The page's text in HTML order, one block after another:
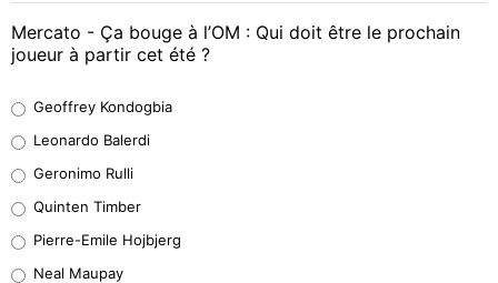
Mercato - Ça bouge à l’OM : Qui doit être le prochain
joueur à partir cet été ?
38%
32%
4%
Geoffrey Kondogbia
Leonardo Balerdi
Geronimo Rulli
Quinten Timber
Pierre-Emile Hojbjerg
Neal Maupay